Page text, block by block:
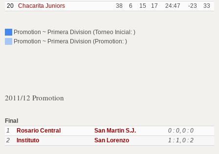
20
Chacarita Juniors 38 6 15 17 24:47 -23 33
Promotion ~ Primera Division (Torneo Inicial: )
Promotion ~ Primera Division (Promotion: )
2011/12 Promotion
Final
1
Rosario Central San Martin S.J. 0 : 0, 0 : 0
2
Instituto San Lorenzo 1 : 1, 0 : 2